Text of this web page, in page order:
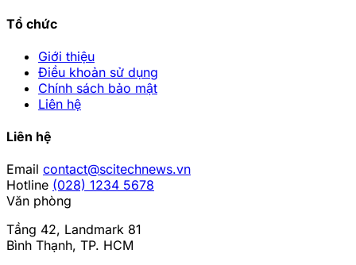
Tổ chức
Giới thiệu
Điều khoản sử dụng
Chính sách bảo mật
Liên hệ
Liên hệ
Email contact@scitechnews.vn
Hotline (028) 1234 5678
Văn phòng
Tầng 42, Landmark 81
Bình Thạnh, TP. HCM